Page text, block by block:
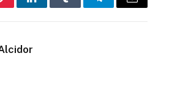
LinkedInTumblrTelegramEmail